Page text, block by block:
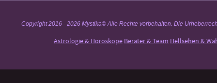
Copyright 2016 - 2026 Mystika© Alle Rechte vorbehalten. Die
Astrologie & Horoskope Berater & Team Hellsehen &